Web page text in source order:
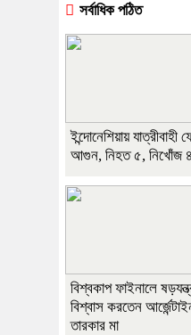
সর্বাধিক পঠিত
ইন্দোনেশিয়ায় যাত্রীবাহী
আগুন, নিহত ৫, নিখোঁজ
বিশ্বকাপ ফাইনালে
বিশ্বাস করতেন
তারকার মা